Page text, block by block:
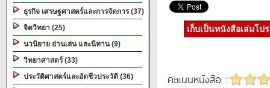
ธุรกิจ เศรษฐศาสตร์และการจัดการ (37)
จิตวิทยา (25)
นวนิยาย อ่านเล่น และนิทาน (9)
วิทยาศาสตร์ (33)
ประวัติศาสตร์และอัตชีวประวัติ (36)
เก็บเป็นหนังสือเล่มโป
คะแนนหนังสือ :